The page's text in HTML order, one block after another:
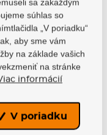
Nohavice
Bauer RH
Vapor Team
S20 SR
Nohavice Bauer
Skladom
55,75 €
Detail
sa zakaždým
súhlas so
„V poriadku“
aby sme vám
na základe vašich
na stránke
informácií
V poriadku